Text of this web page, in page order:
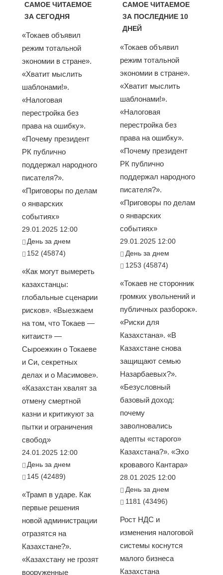
САМОЕ ЧИТАЕМОЕ
ЗА СЕГОДНЯ
«Токаев объявил
режим тотальной
экономии в стране».
«Хватит мыслить
шаблонами!».
«Налоговая
перестройка без
права на ошибку».
«Почему президент
РК публично
поддержал народного
писателя?».
«Приговоры по делам
о январских
событиях»
29.01.2025 12:00
День за днем
152 (45874)
«Как могут вымереть
казахстанцы:
глобальные сценарии
рисков». «Выезжаем
на том, что Токаев —
китаист» —
Сыроежкин о Токаеве
и Си, секретных
делах и о Масимове».
«Казахстан хвалят за
отмену смертной
казни и критикуют за
пытки и ограничения
свобод»
24.01.2025 12:00
День за днем
145 (42489)
«Трамп в ударе. Как
первые решения
новой администрации
отразятся на
Казахстане?».
«Казахстану не грозят
вооруженные
САМОЕ ЧИТАЕМОЕ
ЗА ПОСЛЕДНИЕ 10
ДНЕЙ
«Токаев объявил
режим тотальной
экономии в стране».
«Хватит мыслить
шаблонами!».
«Налоговая
перестройка без
права на ошибку».
«Почему президент
РК публично
поддержал народного
писателя?».
«Приговоры по делам
о январских
событиях»
29.01.2025 12:00
День за днем
1253 (45874)
«Токаев не сторонник
громких увольнений и
публичных разборок».
«Риски для
Казахстана». «В
Казахстане снова
защищают семью
Назарбаевых?».
«Безусловный
базовый доход:
почему
заволновались
адепты «старого»
Казахстана?». «Эхо
кровавого Кантара»
28.01.2025 12:00
День за днем
1181 (43496)
Рост НДС и
изменения налоговой
системы коснутся
малого бизнеса
Казахстана